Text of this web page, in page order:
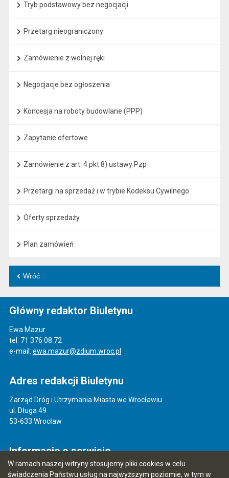
W ramach naszej witryny stosujemy pliki cookies w celu
świadczenia Państwu usług na najwyższym poziomie, w tym w
Tryb podstawowy bez negocjacji
Przetarg nieograniczony
Zamówienie z wolnej ręki
Negocjacje bez ogłoszenia
Koncesja na roboty budowlane (PPP)
Zapytanie ofertowe
Zamówienie z art. 4 pkt 8) ustawy Pzp
Przetargi na sprzedaż i w trybie Kodeksu Cywilnego
Oferty sprzedaży
Plan zamówień
Wróć
Główny redaktor Biuletynu
Ewa Mazur
tel. 71 376 08 72
e-mail: ewa.mazur@zdium.wroc.pl
Adres redakcji Biuletynu
Zarząd Dróg i Utrzymania Miasta we Wrocławiu
ul. Długa 49
53-633 Wrocław
Informacje o serwisie
Mapa serwisu